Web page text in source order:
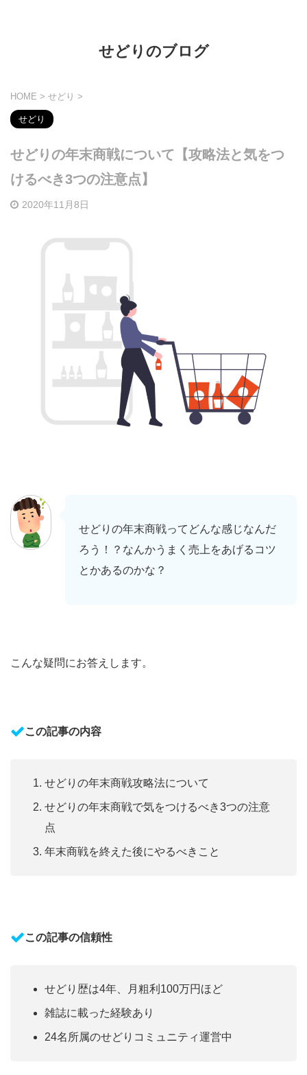
せどりのブログ
HOME > せどり >
せどり
せどりの年末商戦について【攻略法と気をつ
けるべき3つの注意点】
2020年11月8日
せどりの年末商戦ってどんな感じなんだ
ろう！？なんかうまく売上をあげるコツ
とかあるのかな？
こんな疑問にお答えします。
この記事の内容
せどりの年末商戦攻略法について
せどりの年末商戦で気をつけるべき3つの注意
点
年末商戦を終えた後にやるべきこと
この記事の信頼性
せどり歴は4年、月粗利100万円ほど
雑誌に載った経験あり
24名所属のせどりコミュニティ運営中